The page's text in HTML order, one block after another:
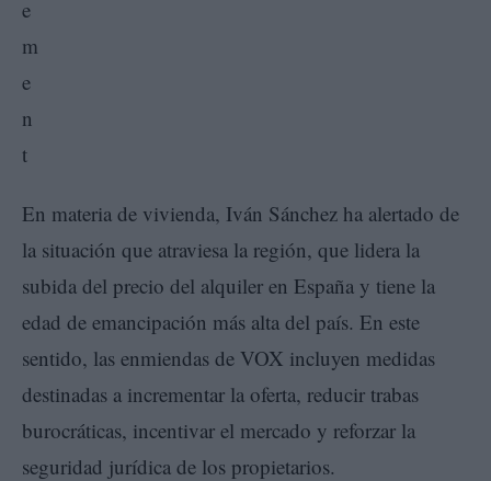
En materia de vivienda, Iván Sánchez ha alertado de
la situación que atraviesa la región, que lidera la
subida del precio del alquiler en España y tiene la
edad de emancipación más alta del país. En este
sentido, las enmiendas de VOX incluyen medidas
destinadas a incrementar la oferta, reducir trabas
burocráticas, incentivar el mercado y reforzar la
seguridad jurídica de los propietarios.